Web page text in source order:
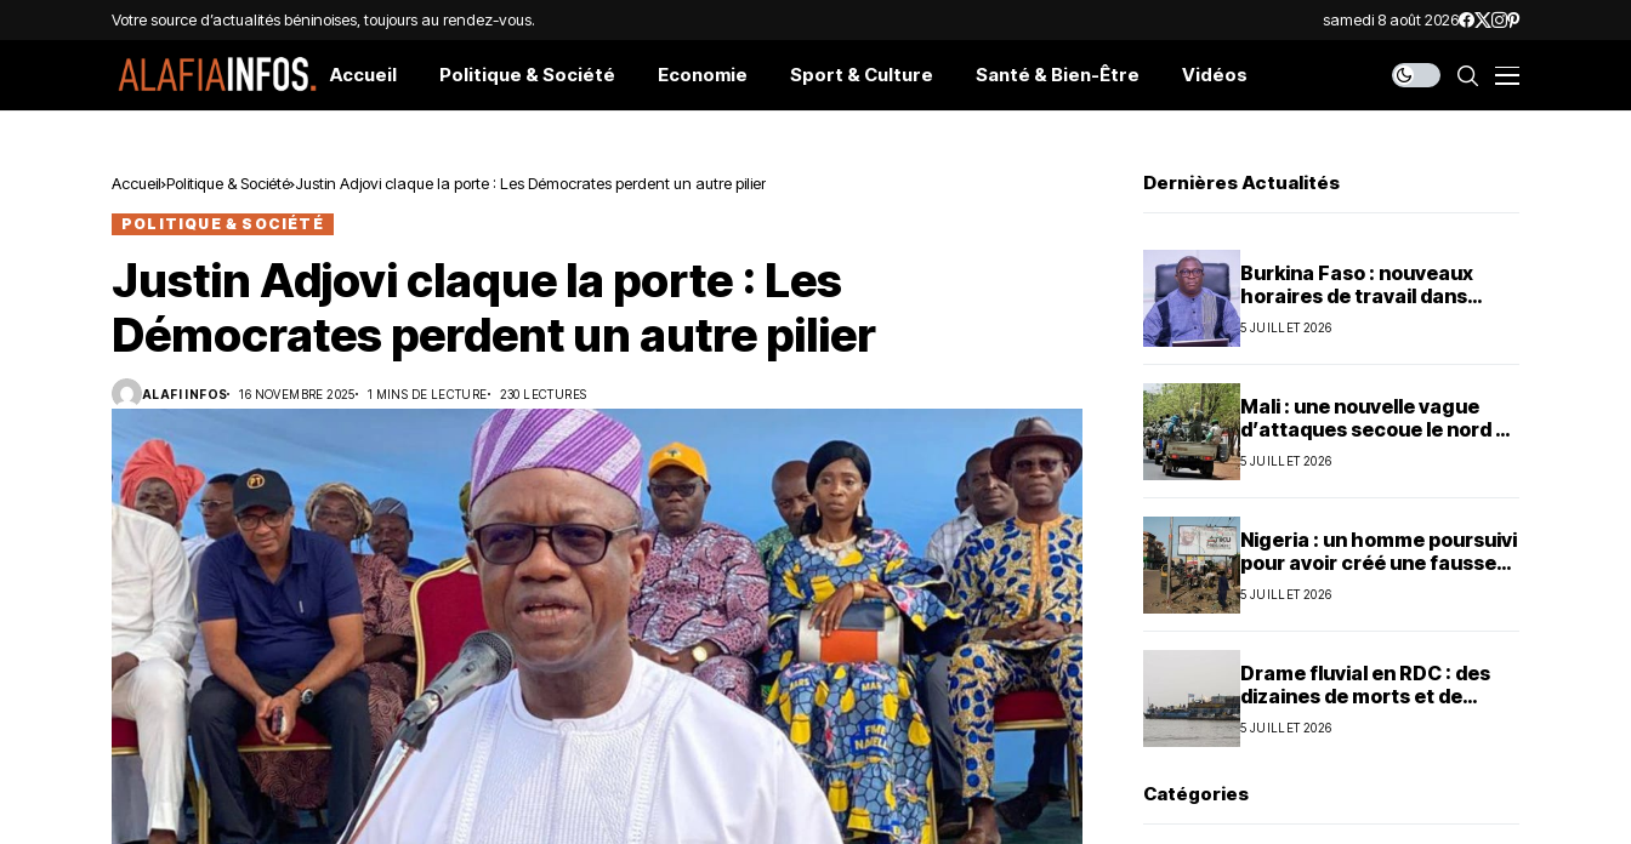
Votre source d’actualités béninoises, toujours au rendez-vous. samedi 8 août 2026
Accueil Politique & Société Economie Sport & Culture Santé & Bien-Être Vidéos
Accueil Politique & Société Justin Adjovi claque la porte : Les Démocrates perdent un autre pilier
POLITIQUE & SOCIÉTÉ
Justin Adjovi claque la porte : Les
Démocrates perdent un autre pilier
ALAFI INFOS 16 NOVEMBRE 2025 1 MINS DE LECTURE 230 LECTURES
Dernières Actualités
Burkina Faso : nouveaux
horaires de travail dans
l’administration publique
5 JUILLET 2026
Mali : une nouvelle vague
d’attaques secoue le nord et
le centre du pays
5 JUILLET 2026
Nigeria : un homme poursuivi
pour avoir créé une fausse
agence de la présidence
5 JUILLET 2026
Drame fluvial en RDC : des
dizaines de morts et de
nombreux disparus à Ilebo
5 JUILLET 2026
Catégories